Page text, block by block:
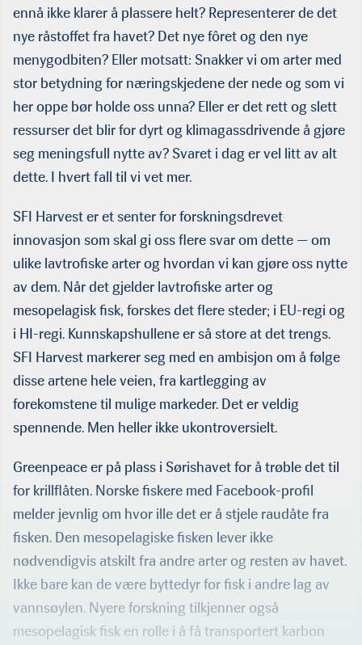
ennå ikke klarer å plassere helt? Representerer de det
nye råstoffet fra havet? Det nye fôret og den nye
menygodbiten? Eller motsatt: Snakker vi om arter med
stor betydning for næringskjedene der nede og som vi
her oppe bør holde oss unna? Eller er det rett og slett
ressurser det blir for dyrt og klimagassdrivende å gjøre
seg meningsfull nytte av? Svaret i dag er vel litt av alt
dette. I hvert fall til vi vet mer.
SFI Harvest er et senter for forskningsdrevet
innovasjon som skal gi oss flere svar om dette — om
ulike lavtrofiske arter og hvordan vi kan gjøre oss nytte
av dem. Når det gjelder lavtrofiske arter og
mesopelagisk fisk, forskes det flere steder; i EU-regi og
i HI-regi. Kunnskapshullene er så store at det trengs.
SFI Harvest markerer seg med en ambisjon om å følge
disse artene hele veien, fra kartlegging av
forekomstene til mulige markeder. Det er veldig
spennende. Men heller ikke ukontroversielt.
Greenpeace er på plass i Sørishavet for å trøble det til
for krillflåten. Norske fiskere med Facebook-profil
melder jevnlig om hvor ille det er å stjele raudåte fra
fisken. Den mesopelagiske fisken lever ikke
nødvendigvis atskilt fra andre arter og resten av havet.
Ikke bare kan de være byttedyr for fisk i andre lag av
vannsøylen. Nyere forskning tilkjenner også
mesopelagisk fisk en rolle i å få transportert karbon